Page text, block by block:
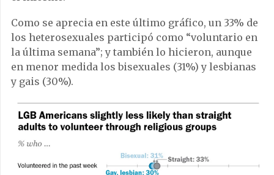
Como se aprecia en este último gráfico, un 33% de
los heterosexuales participó como “voluntario en
la última semana”; y también lo hicieron, aunque
en menor medida los bisexuales (31%) y lesbianas
y gais (30%).